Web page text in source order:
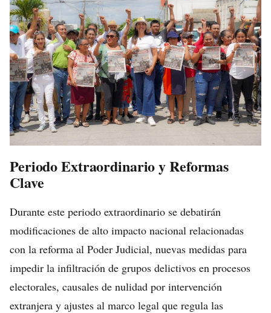
Periodo Extraordinario y Reformas
Clave
Durante este periodo extraordinario se debatirán
modificaciones de alto impacto nacional relacionadas
con la reforma al Poder Judicial, nuevas medidas para
impedir la infiltración de grupos delictivos en procesos
electorales, causales de nulidad por intervención
extranjera y ajustes al marco legal que regula las